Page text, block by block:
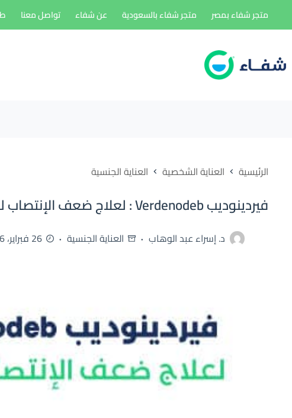
إلى
متجر شفاء بمصر متجر شفاء بالسعودية عن شفاء تواصل معنا
الرئيسية العناية الشخصية العناية الجنسية
فيردينوديب Verdenodeb : لعلاج ضعف الإنتصاب للرجال
د. إسراء عبد الوهاب العناية الجنسية 26 فبراير، 2026